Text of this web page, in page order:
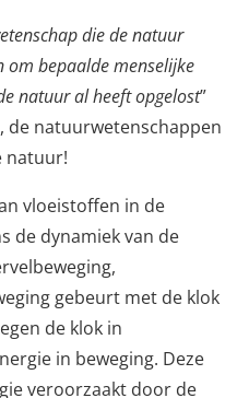
die de natuur
bepaalde menselijke
natuur al heeft opgelost”
de natuurwetenschappen
natuur!
vloeistoffen in de
de dynamiek van de
gebeurt met de klok
de klok in
in beweging. Deze
veroorzaakt door de